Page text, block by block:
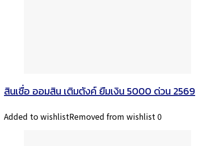
สินเชื่อ ออมสิน เติมตังค์ ยืมเงิน 5000 ด่วน 2569
Added to wishlistRemoved from wishlist0